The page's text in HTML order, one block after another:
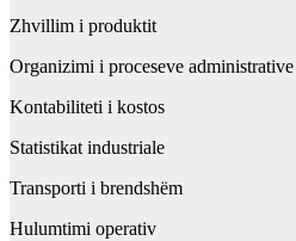
Zhvillim i produktit
Organizimi i proceseve administrative
Kontabiliteti i kostos
Statistikat industriale
Transporti i brendshëm
Hulumtimi operativ